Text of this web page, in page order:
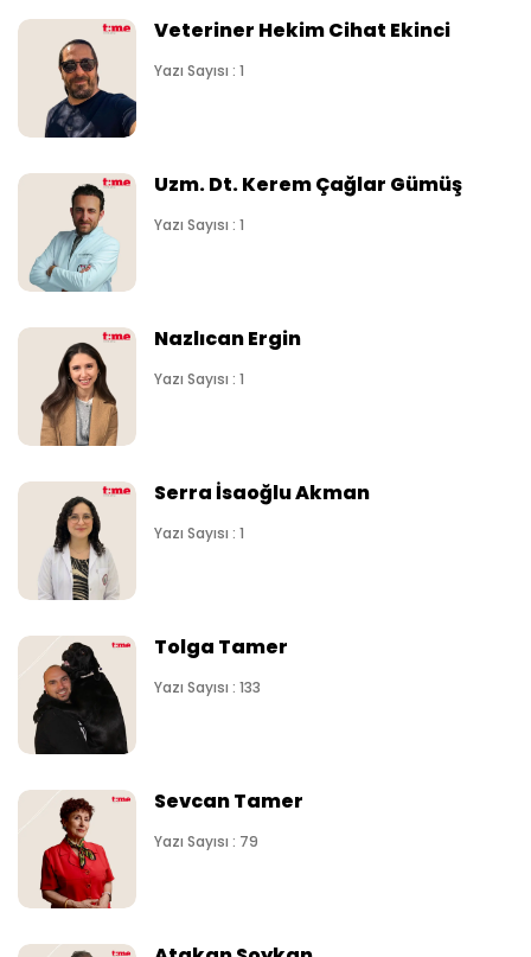
Veteriner Hekim Cihat Ekinci
Yazı Sayısı : 1
Uzm. Dt. Kerem Çağlar Gümüş
Yazı Sayısı : 1
Nazlıcan Ergin
Yazı Sayısı : 1
Serra İsaoğlu Akman
Yazı Sayısı : 1
Tolga Tamer
Yazı Sayısı : 133
Sevcan Tamer
Yazı Sayısı : 79